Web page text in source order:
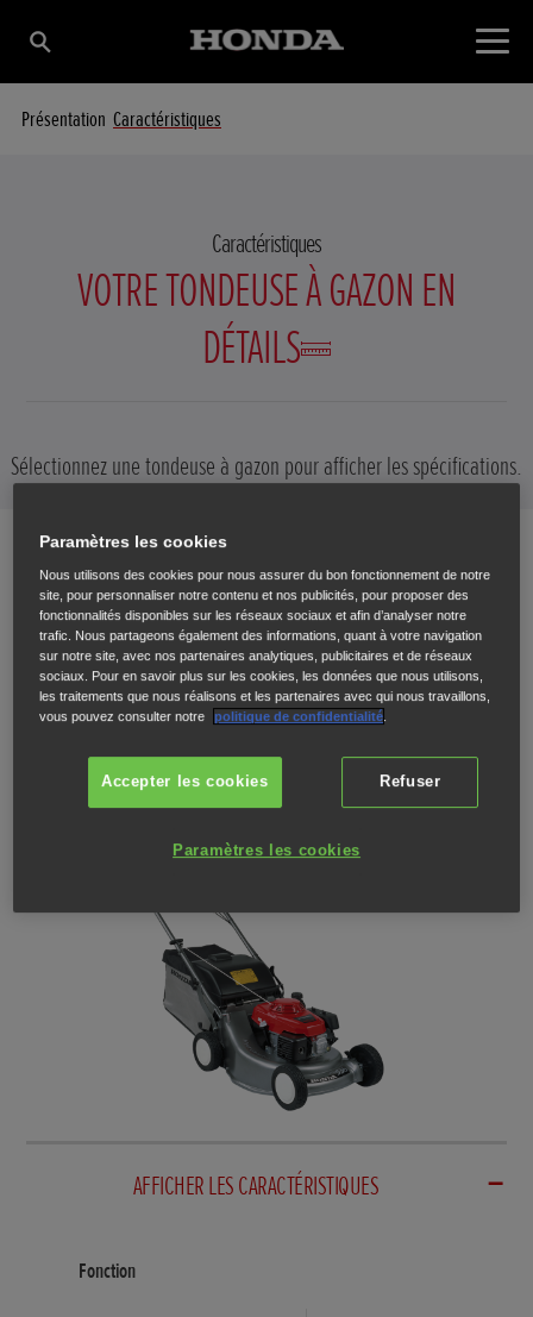
Présentation Caractéristiques
Caractéristiques
VOTRE TONDEUSE À GAZON EN
DÉTAILS
Sélectionnez une tondeuse à gazon pour afficher les spécifications.
HRD 536K HXE
Tondeuse à transmission hydrostatique et avec Roto-stop
2 139 € ACHETEZ EN LIGNE
TROUVEZ UN DISTRIBUTEUR
TÉLÉCHARGER UNE BROCHURE
AFFICHER LES CARACTÉRISTIQUES
Fonction
Paramètres les cookies
Nous utilisons des cookies pour nous assurer du bon fonctionnement de notre
site, pour personnaliser notre contenu et nos publicités, pour proposer des
fonctionnalités disponibles sur les réseaux sociaux et afin d’analyser notre
trafic. Nous partageons également des informations, quant à votre navigation
sur notre site, avec nos partenaires analytiques, publicitaires et de réseaux
sociaux. Pour en savoir plus sur les cookies, les données que nous utilisons,
les traitements que nous réalisons et les partenaires avec qui nous travaillons,
vous pouvez consulter notre
politique de confidentialité
Refuser
Accepter les cookies
Paramètres les cookies